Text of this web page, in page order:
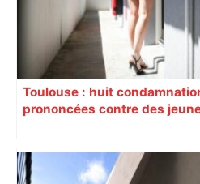
Toulouse : huit
prononcées contre des